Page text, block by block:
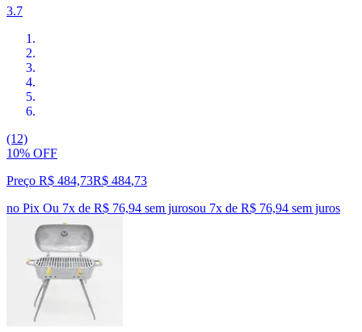
3.7
(12)
10% OFF
Preço R$ 484,73R$ 484,73
no Pix Ou 7x de R$ 76,94 sem jurosou 7x de R$ 76,94 sem juros